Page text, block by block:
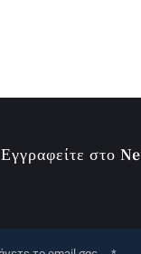
Εγγραφείτε στο